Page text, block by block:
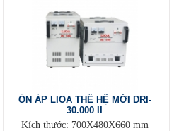
ỔN ÁP LIOA THẾ HỆ MỚI DRI-
30.000 II
Kích thước: 700X480X660 mm